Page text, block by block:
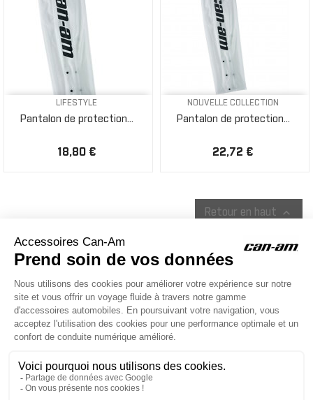
LIFESTYLE
Pantalon de protection...
18,80 €
NOUVELLE COLLECTION
Pantalon de protection...
22,72 €
Retour en haut 
ACCESSOIRES CAN-AM
Le site d'accessoires Can-Am vous propose des accessoires d'origine
pour équiper votre véhicule 3 roues (On Road) ou votre véhicule tout